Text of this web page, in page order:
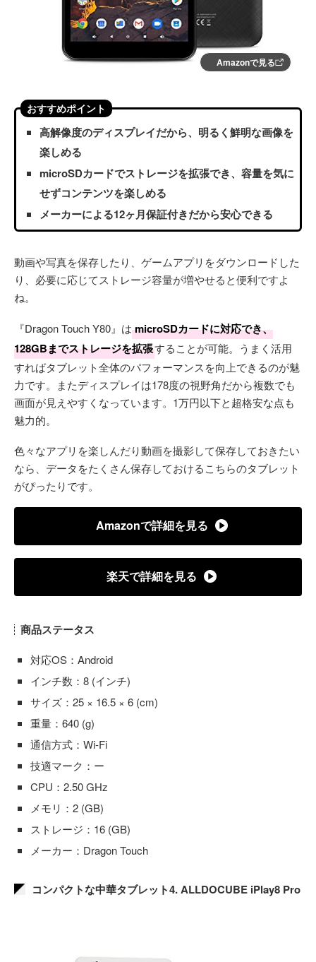
Amazonで見る
おすすめポイント
高解像度のディスプレイだから、明るく鮮明な画像を
楽しめる
microSDカードでストレージを拡張でき、容量を気に
せずコンテンツを楽しめる
メーカーによる12ヶ月保証付きだから安心できる
動画や写真を保存したり、ゲームアプリをダウンロードした
り、必要に応じてストレージ容量が増やせると便利ですよ
ね。
『Dragon Touch Y80』は microSDカードに対応でき、
128GBまでストレージを拡張することが可能。うまく活用
すればタブレット全体のパフォーマンスを向上できるのが魅
力です。またディスプレイは178度の視野角だから複数でも
画面が見えやすくなっています。1万円以下と超格安な点も
魅力的。
色々なアプリを楽しんだり動画を撮影して保存しておきたい
なら、データをたくさん保存しておけるこちらのタブレット
がぴったりです。
Amazonで詳細を見る
楽天で詳細を見る
商品ステータス
対応OS：Android
インチ数：8 (インチ)
サイズ：25 × 16.5 × 6 (cm)
重量：640 (g)
通信方式：Wi-Fi
技適マーク：ー
CPU：2.50 GHz
メモリ：2 (GB)
ストレージ：16 (GB)
メーカー：Dragon Touch
コンパクトな中華タブレット4. ALLDOCUBE iPlay8 Pro